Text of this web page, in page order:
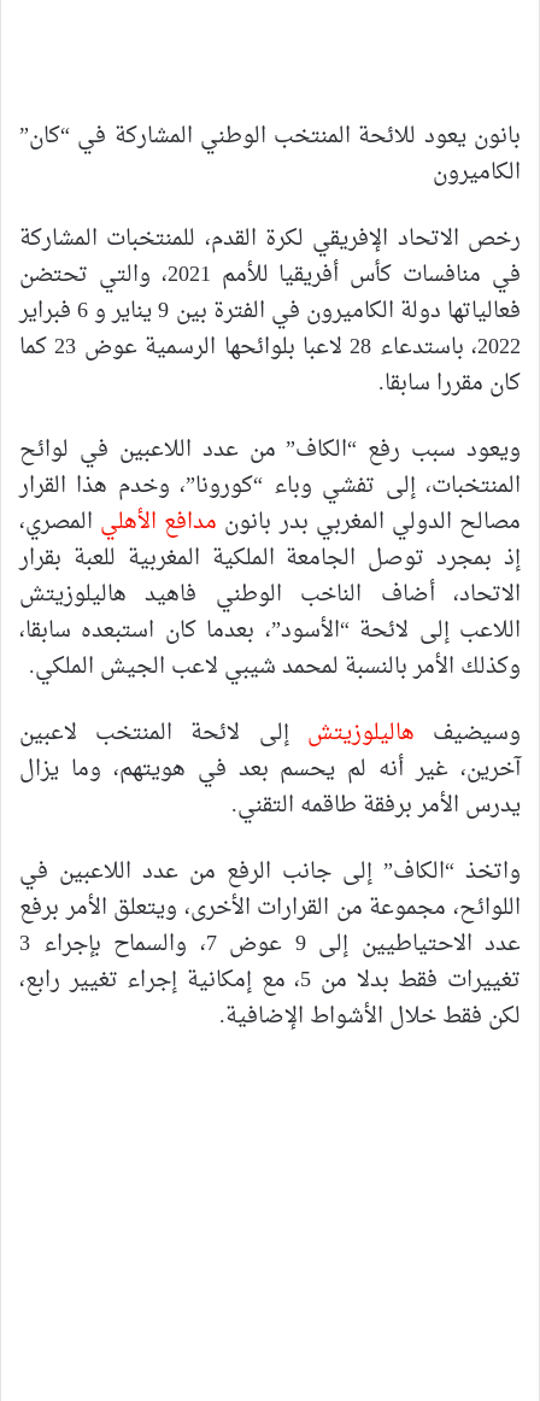
بانون يعود للائحة المنتخب الوطني المشاركة في “كان”
الكاميرون
رخص الاتحاد الإفريقي لكرة القدم، للمنتخبات المشاركة
في منافسات كأس أفريقيا للأمم 2021، والتي تحتضن
فعالياتها دولة الكاميرون في الفترة بين 9 يناير و 6 فبراير
2022، باستدعاء 28 لاعبا بلوائحها الرسمية عوض 23 كما
كان مقررا سابقا.
ويعود سبب رفع “الكاف” من عدد اللاعبين في لوائح
المنتخبات، إلى تفشي وباء “كورونا”، وخدم هذا القرار
مصالح الدولي المغربي بدر بانون مدافع الأهلي المصري،
إذ بمجرد توصل الجامعة الملكية المغربية للعبة بقرار
الاتحاد، أضاف الناخب الوطني فاهيد هاليلوزيتش
اللاعب إلى لائحة “الأسود”، بعدما كان استبعده سابقا،
وكذلك الأمر بالنسبة لمحمد شيبي لاعب الجيش الملكي.
وسيضيف هاليلوزيتش إلى لائحة المنتخب لاعبين
آخرين، غير أنه لم يحسم بعد في هويتهم، وما يزال
يدرس الأمر برفقة طاقمه التقني.
واتخذ “الكاف” إلى جانب الرفع من عدد اللاعبين في
اللوائح، مجموعة من القرارات الأخرى، ويتعلق الأمر برفع
عدد الاحتياطيين إلى 9 عوض 7، والسماح بإجراء 3
تغييرات فقط بدلا من 5، مع إمكانية إجراء تغيير رابع،
لكن فقط خلال الأشواط الإضافية.